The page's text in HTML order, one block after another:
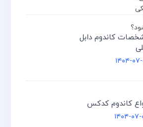
کاندوم دابل
۰۷-۰۶
کاندوم کدکس
۰۷-۰۵